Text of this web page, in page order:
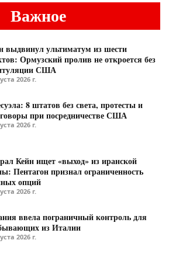
Важное
выдвинул ультиматум из шести
Ормузский пролив не откроется без
США
2026 г.
8 штатов без света, протесты и
при посредничестве США
2026 г.
Кейн ищет «выход» из иранской
Пентагон признал ограниченность
опций
2026 г.
ввела пограничный контроль для
из Италии
2026 г.